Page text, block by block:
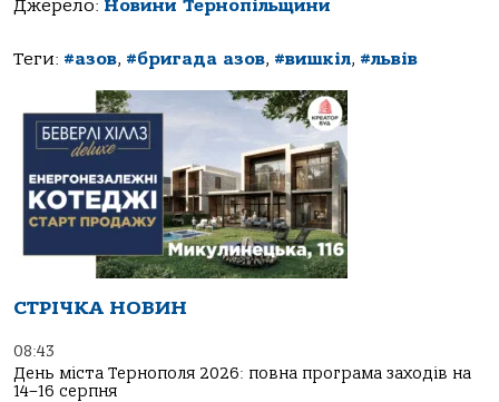
Джерело: Новини Тернопільщини
Теги: #азов, #бригада азов, #вишкіл, #львів
СТРІЧКА НОВИН
08:43
День міста Тернополя 2026: повна програма заходів на
14–16 серпня